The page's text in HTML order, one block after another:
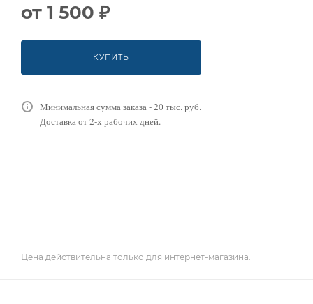
от 1 500 ₽
КУПИТЬ
Минимальная сумма заказа - 20 тыс. руб.
Доставка от 2-х рабочих дней.
Цена действительна только для интернет-магазина.